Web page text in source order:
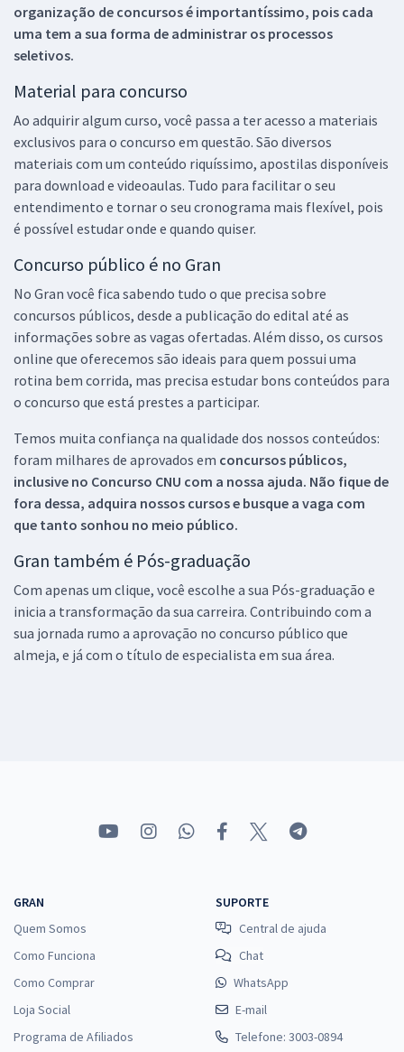
organização de concursos é importantíssimo, pois cada
uma tem a sua forma de administrar os processos
seletivos.
Material para concurso
Ao adquirir algum curso, você passa a ter acesso a materiais
exclusivos para o concurso em questão. São diversos
materiais com um conteúdo riquíssimo, apostilas disponíveis
para download e videoaulas. Tudo para facilitar o seu
entendimento e tornar o seu cronograma mais flexível, pois
é possível estudar onde e quando quiser.
Concurso público é no Gran
No Gran você fica sabendo tudo o que precisa sobre
concursos públicos, desde a publicação do edital até as
informações sobre as vagas ofertadas. Além disso, os cursos
online que oferecemos são ideais para quem possui uma
rotina bem corrida, mas precisa estudar bons conteúdos para
o concurso que está prestes a participar.
Temos muita confiança na qualidade dos nossos conteúdos:
foram milhares de aprovados em concursos públicos,
inclusive no Concurso CNU com a nossa ajuda. Não fique de
fora dessa, adquira nossos cursos e busque a vaga com
que tanto sonhou no meio público.
Gran também é Pós-graduação
Com apenas um clique, você escolhe a sua Pós-graduação e
inicia a transformação da sua carreira. Contribuindo com a
sua jornada rumo a aprovação no concurso público que
almeja, e já com o título de especialista em sua área.
GRAN
Quem Somos
Como Funciona
Como Comprar
Loja Social
Programa de Afiliados
SUPORTE
Central de ajuda
Chat
WhatsApp
E-mail
Telefone: 3003-0894